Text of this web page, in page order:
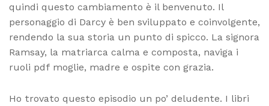
quindi questo cambiamento è il benvenuto. Il
personaggio di Darcy è ben sviluppato e coinvolgente,
rendendo la sua storia un punto di spicco. La signora
Ramsay, la matriarca calma e composta, naviga i
ruoli pdf moglie, madre e ospite con grazia.
Ho trovato questo episodio un po’ deludente. I libri